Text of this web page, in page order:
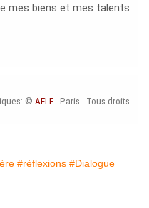
mes biens et mes talents
© AELF- Paris - Tous droits
#rèflexions #Dialogue